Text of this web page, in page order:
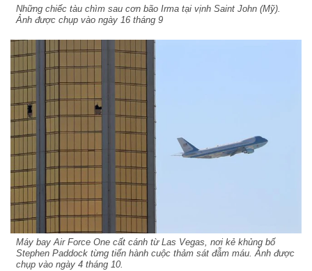
Những chiếc tàu chìm sau cơn bão Irma tại vịnh Saint John (Mỹ).
Ảnh được chụp vào ngày 16 tháng 9
Máy bay Air Force One cất cánh từ Las Vegas, nơi kẻ khủng bố
Stephen Paddock từng tiến hành cuộc thảm sát đẫm máu. Ảnh được
chụp vào ngày 4 tháng 10.